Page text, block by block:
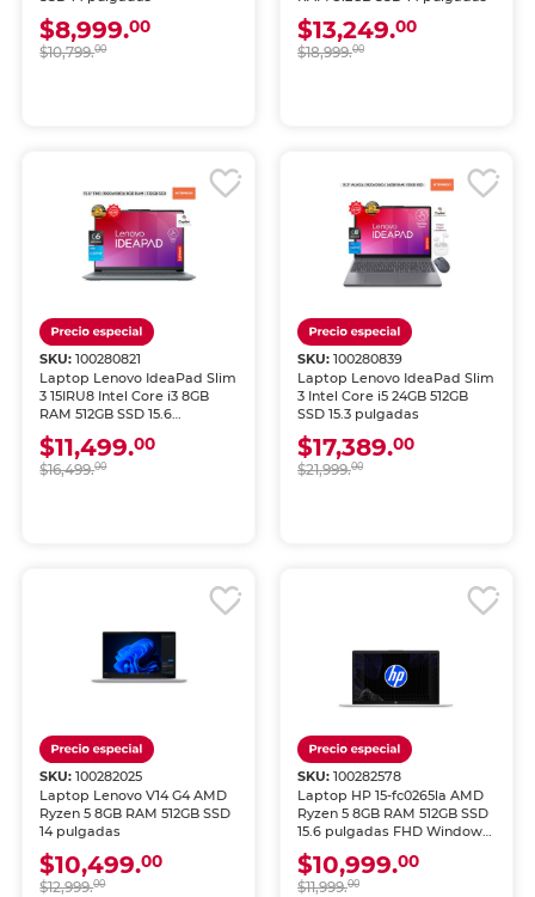
$8,999.00
$10,799.00
$13,249.00
$18,999.00
SKU:100280821
Laptop Lenovo IdeaPad Slim
3 15IRU8 Intel Core i3 8GB
RAM 512GB SSD 15.6
pulgadas
$11,499.00
$16,499.00
SKU: 100280839
Laptop Lenovo IdeaPad Slim
3 Intel Core i5 24GB 512GB
SSD 15.3 pulgadas
$17,389.00
$21,999.00
SKU:100282025
Laptop Lenovo V14 G4 AMD
Ryzen 5 8GB RAM 512GB SSD
14 pulgadas
$10,499.00
$12,999.00
SKU: 100282578
Laptop HP 15-fc0265la AMD
Ryzen 5 8GB RAM 512GB SSD
15.6 pulgadas FHD Windows
11 Home
$10,999.00
$11,999.00